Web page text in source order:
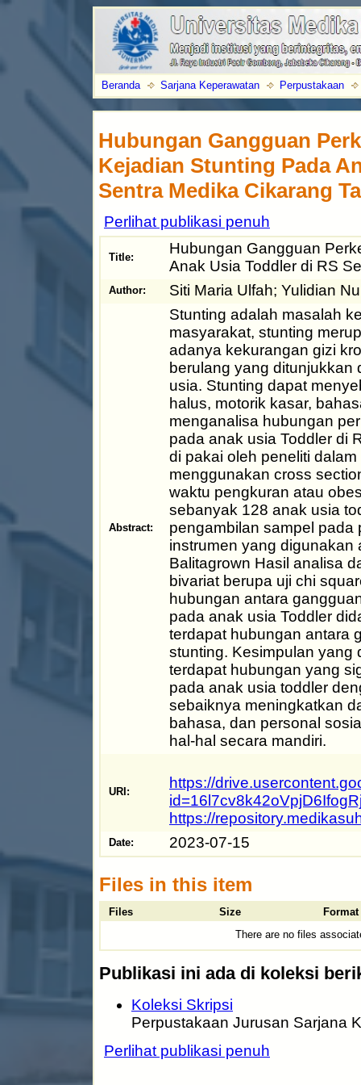
Beranda Sarjana Keperawatan Perpustakaan
Hubungan Gangguan
Kejadian Stunting Pada
Sentra Medika Cikarang
Perlihat publikasi penuh
Title:
Hubungan Gangguan
Anak Usia Toddler di RS
Author: Siti Maria Ulfah; Yulidian
Abstract:
Stunting adalah masalah
masyarakat, stunting
adanya kekurangan gizi
berulang yang ditunjukkan
usia. Stunting dapat
halus, motorik kasar,
menganalisa hubungan
pada anak usia Toddler di
di pakai oleh peneliti
menggunakan cross
waktu pengkuran atau
sebanyak 128 anak usia
pengambilan sampel pada
instrumen yang digunakan
Balitagrown Hasil analisa
bivariat berupa uji chi
hubungan antara
pada anak usia Toddler
terdapat hubungan antara
stunting. Kesimpulan yang
terdapat hubungan yang
pada anak usia toddler
sebaiknya meningkatkan
bahasa, dan personal
hal-hal secara mandiri.
URI:
https://
https://
Date: 2023-07-15
Files in this item
Files Size
Format
There are no files
Publikasi ini ada di koleksi
Koleksi Skripsi
Perpustakaan Jurusan Sarjana
Perlihat publikasi penuh